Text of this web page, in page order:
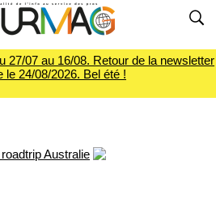
27/07 au 16/08. Retour de la newsletter
le 24/08/2026. Bel été !